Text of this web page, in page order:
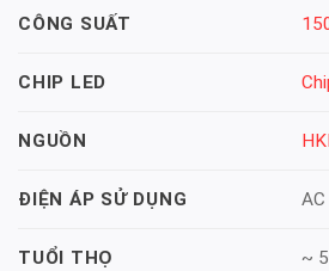
CÔNG SUẤT
CHIP LED
NGUỒN
ĐIỆN ÁP SỬ DỤNG
TUỔI THỌ ~